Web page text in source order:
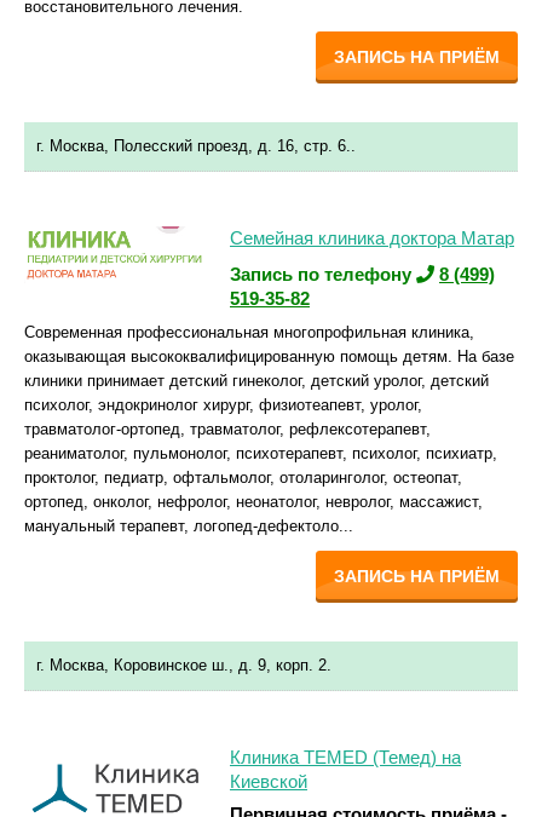
восстановительного лечения.
ЗАПИСЬ НА ПРИЁМ
г. Москва, Полесский проезд, д. 16, стр. 6..
Семейная клиника доктора Матар
Запись по телефону
8 (499)
519-35-82
Современная профессиональная многопрофильная клиника,
оказывающая высококвалифицированную помощь детям. На базе
клиники принимает детский гинеколог, детский уролог, детский
психолог, эндокринолог хирург, физиотеапевт, уролог,
травматолог-ортопед, травматолог, рефлексотерапевт,
реаниматолог, пульмонолог, психотерапевт, психолог, психиатр,
проктолог, педиатр, офтальмолог, отоларинголог, остеопат,
ортопед, онколог, нефролог, неонатолог, невролог, массажист,
мануальный терапевт, логопед-дефектоло...
ЗАПИСЬ НА ПРИЁМ
г. Москва, Коровинское ш., д. 9, корп. 2.
Клиника TEMED (Темед) на
Киевской